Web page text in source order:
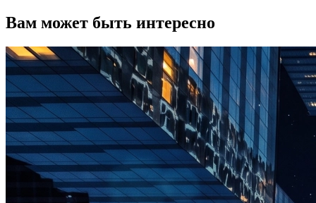
Вам может быть интересно